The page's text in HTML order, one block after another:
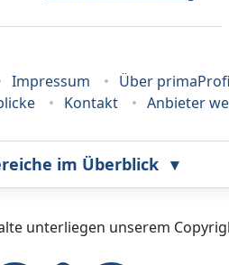
Impressum
Über
Kontakt Anbieter
im Überblick ▾
Callcenter
unterliegen unserem